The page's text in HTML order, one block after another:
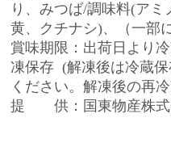
り、みつば/調味料(ア
黄、クチナシ)、（一部
賞味期限：出荷日より
凍保存 (解凍後は冷蔵
ください。解凍後の再
提 供： 国東